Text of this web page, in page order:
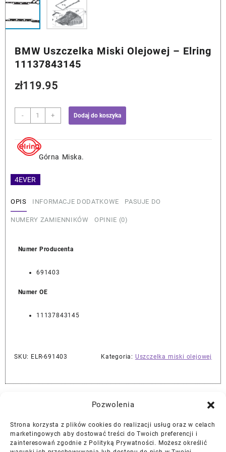
Pozwolenia
Strona korzysta z plików cookies do realizacji usług oraz w celach
marketingowych aby dostować treści do Twoich preferencji i
zainteresowań zgodnie z Polityką Prywatności. Możesz określić
4EVER
BMW Uszczelka Miski Olejowej – Elring
11137843145
zł119.95
-
ilość
BMW
Miski
Olejowej
Elring
11137843145
+ Dodaj do koszyka
Górna Miska.
OPIS INFORMACJE DODATKOWE PASUJE DO
NUMERY ZAMIENNIKÓW OPINIE (0)
Numer Producenta
691403
Numer OE
11137843145
SKU: ELR-691403 Kategoria: Uszczelka miski olejowej
Najlepszej Jakości Części Samochodowe z Gwarancją Dożywotnią!*
Gwarancja i Zwroty